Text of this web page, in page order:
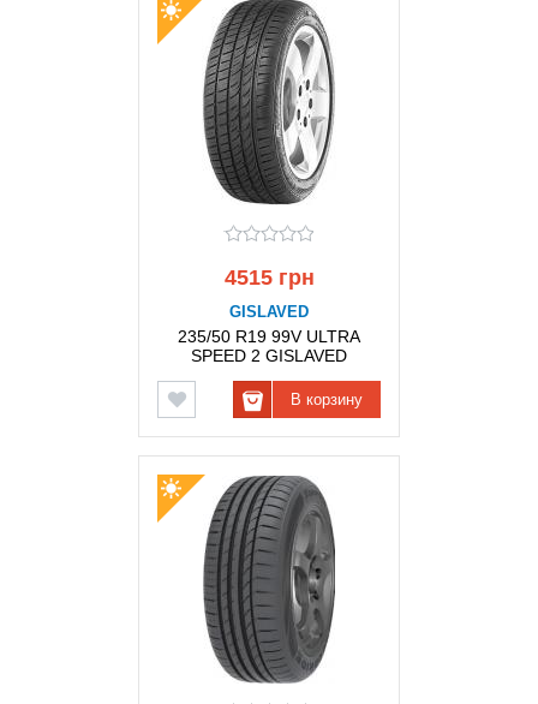
4515 грн
GISLAVED
235/50 R19 99V ULTRA
SPEED 2 GISLAVED
В корзину